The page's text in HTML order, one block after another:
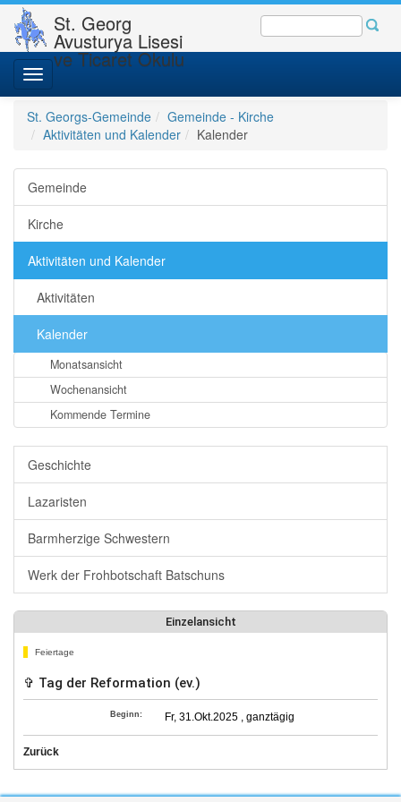
St. Georg
Avusturya Lisesi
ve Ticaret Okulu
Toggle
navigation
St. Georgs-Gemeinde
Gemeinde - Kirche
Aktivitäten und Kalender
Kalender
Gemeinde
Kirche
Aktivitäten und Kalender
Aktivitäten
Kalender
Monatsansicht
Wochenansicht
Kommende Termine
Geschichte
Lazaristen
Barmherzige Schwestern
Werk der Frohbotschaft Batschuns
Einzelansicht
Feiertage
✞ Tag der Reformation (ev.)
Beginn: Fr, 31.Okt.2025 , ganztägig
Zurück